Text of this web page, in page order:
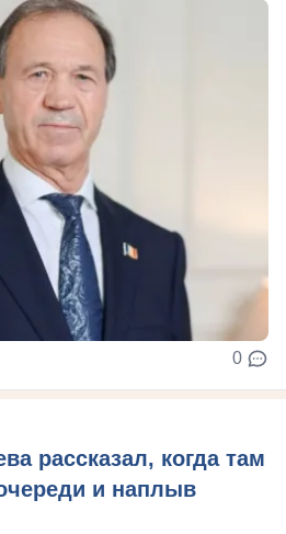
0
рассказал, когда там
и наплыв